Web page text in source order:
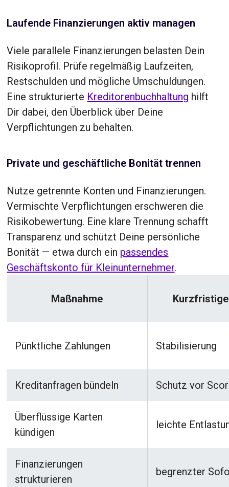
Laufende Finanzierungen aktiv managen
Viele parallele Finanzierungen belasten Dein
Risikoprofil. Prüfe regelmäßig Laufzeiten,
Restschulden und mögliche Umschuldungen.
Eine strukturierte Kreditorenbuchhaltung hilft
Dir dabei, den Überblick über Deine
Verpflichtungen zu behalten.
Private und geschäftliche Bonität trennen
Nutze getrennte Konten und Finanzierungen.
Vermischte Verpflichtungen erschweren die
Risikobewertung. Eine klare Trennung schafft
Transparenz und schützt Deine persönliche
Bonität — etwa durch ein passendes
Geschäftskonto für Kleinunternehmer.
Maßnahme
Pünktliche Zahlungen Stabilisierung
Kreditanfragen bündeln Schutz vor
Überflüssige Karten
kündigen
leichte
Finanzierungen
strukturieren
begrenzter